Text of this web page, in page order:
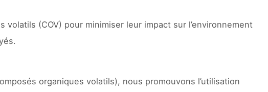
(COV) pour minimiser leur impact sur l’environnement
organiques volatils), nous promouvons l’utilisation